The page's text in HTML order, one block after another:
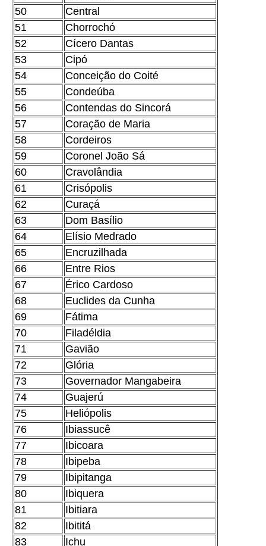
50
Central
51
Chorrochó
52
Cícero Dantas
53
Cipó
54
Conceição do Coité
55
Condeúba
56
Contendas do Sincorá
57
Coração de Maria
58
Cordeiros
59
Coronel João Sá
60
Cravolândia
61
Crisópolis
62
Curaçá
63
Dom Basílio
64
Elísio Medrado
65
Encruzilhada
66
Entre Rios
67
Érico Cardoso
68
Euclides da Cunha
69
Fátima
70
Filadéldia
71
Gavião
72
Glória
73
Governador Mangabeira
74
Guajerú
75
Heliópolis
76
Ibiassucê
77
Ibicoara
78
Ibipeba
79
Ibipitanga
80
Ibiquera
81
Ibitiara
82
Ibititá
83
Ichu